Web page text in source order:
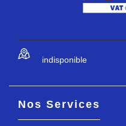
indisponible
Nos Services